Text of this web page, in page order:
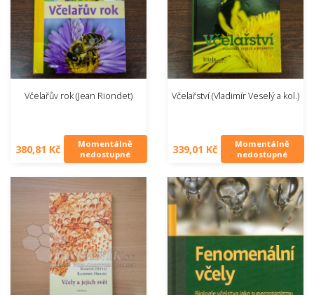
Včelařův rok (Jean Riondet)
380,81 Kč
Momentálně
nedostupné
Včelařství (Vladimír Veselý a kol.)
339,01 Kč
Momentálně
nedostupné